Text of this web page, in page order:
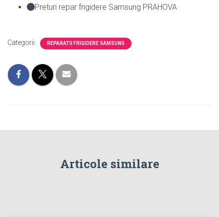
Preturi repar frigidere Samsung PRAHOVA
Categorii: REPARATII FRIGIDERE SAMSUNG
Articole similare